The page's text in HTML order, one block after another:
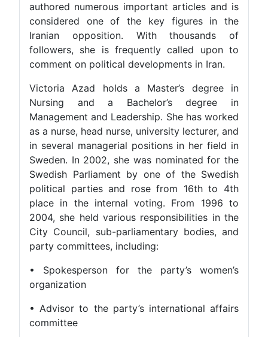
authored numerous important articles and is
considered one of the key figures in the
Iranian opposition. With thousands of
followers, she is frequently called upon to
comment on political developments in Iran.
Victoria Azad holds a Master’s degree in
Nursing and a Bachelor’s degree in
Management and Leadership. She has worked
as a nurse, head nurse, university lecturer, and
in several managerial positions in her field in
Sweden. In 2002, she was nominated for the
Swedish Parliament by one of the Swedish
political parties and rose from 16th to 4th
place in the internal voting. From 1996 to
2004, she held various responsibilities in the
City Council, sub-parliamentary bodies, and
party committees, including:
• Spokesperson for the party’s women’s
organization
• Advisor to the party’s international affairs
committee